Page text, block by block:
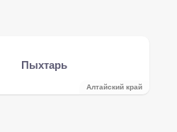
Пыхтарь
Алтайский край